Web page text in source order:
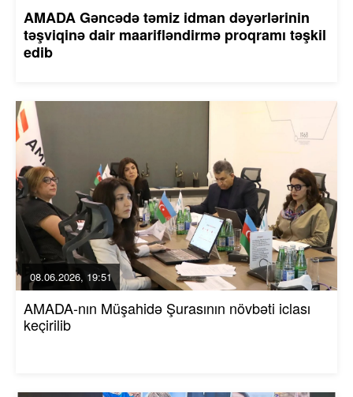
AMADA Gəncədə təmiz idman dəyərlərinin
təşviqinə dair maarifləndirmə proqramı təşkil
edib
08.06.2026, 19:51
AMADA-nın Müşahidə Şurasının növbəti iclası
keçirilib